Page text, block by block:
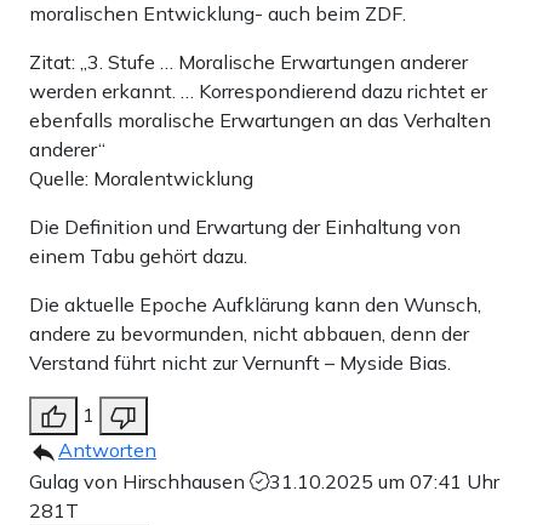
moralischen Entwicklung- auch beim ZDF.
Zitat: „3. Stufe … Moralische Erwartungen anderer
werden erkannt. … Korrespondierend dazu richtet er
ebenfalls moralische Erwartungen an das Verhalten
anderer“
Quelle: Moralentwicklung
Die Definition und Erwartung der Einhaltung von
einem Tabu gehört dazu.
Die aktuelle Epoche Aufklärung kann den Wunsch,
andere zu bevormunden, nicht abbauen, denn der
Verstand führt nicht zur Vernunft – Myside Bias.
1
Antworten
Gulag von Hirschhausen
31.10.2025 um 07:41 Uhr
281T